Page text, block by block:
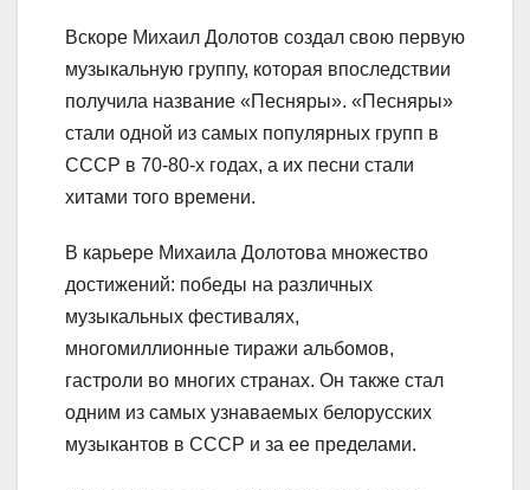
Вскоре Михаил Долотов создал свою первую
музыкальную группу, которая впоследствии
получила название «Песняры». «Песняры»
стали одной из самых популярных групп в
СССР в 70-80-х годах, а их песни стали
хитами того времени.
В карьере Михаила Долотова множество
достижений: победы на различных
музыкальных фестивалях,
многомиллионные тиражи альбомов,
гастроли во многих странах. Он также стал
одним из самых узнаваемых белорусских
музыкантов в СССР и за ее пределами.